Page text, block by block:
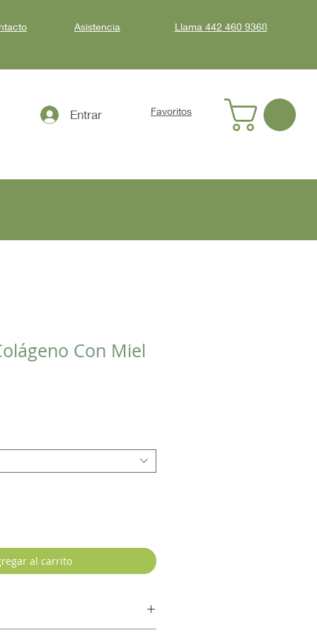
Asistencia Llama 442 460 9368
Entrar Favoritos
Con Miel
al carrito